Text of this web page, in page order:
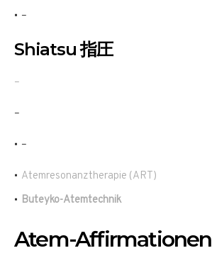
–
Shiatsu 指圧
–
–
–
Atemresonanztherapie (ART)
Buteyko-Atemtechnik
Atem-Affirmationen